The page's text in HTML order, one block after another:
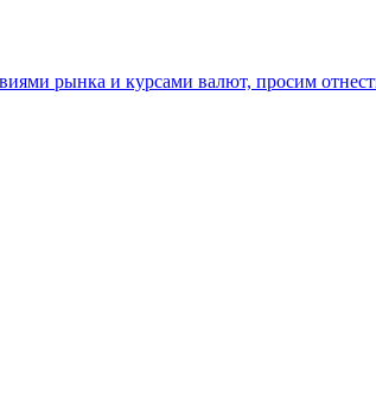
19
рынка и курсами валют, просим